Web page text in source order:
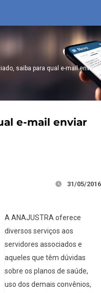
saiba para qual e-mail enviar
e-mail enviar
31/05/2016
A ANAJUSTRA oferece
diversos serviços aos
servidores associados e
aqueles que têm dúvidas
sobre os planos de saúde,
uso dos demais convênios,